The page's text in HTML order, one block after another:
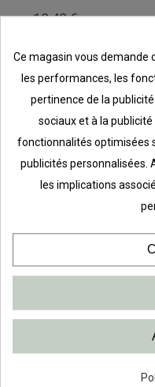
18,48 €
Ce magasin vous demande
les performances, les
pertinence de la
sociaux et à la
fonctionnalités optimisées
publicités personnalisées.
les implications